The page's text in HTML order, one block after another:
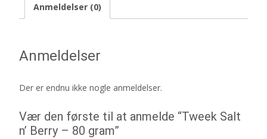
Anmeldelser (0)
Anmeldelser
Der er endnu ikke nogle anmeldelser.
Vær den første til at anmelde “Tweek Salt
n’ Berry – 80 gram”